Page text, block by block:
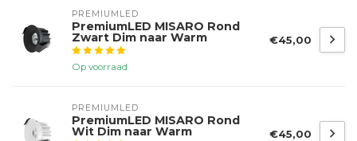
PREMIUMLED
PremiumLED MISARO Rond
Zwart Dim naar Warm
Op voorraad
€45,00
PREMIUMLED
PremiumLED MISARO Rond
Wit Dim naar Warm €45,00